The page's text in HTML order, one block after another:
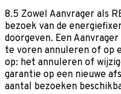
8.5 Zowel Aanvrager als
bezoek van de
doorgeven. Een
te voren annuleren of op
op: het annuleren of
garantie op een nieuwe
aantal bezoeken